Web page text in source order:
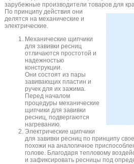
зарубежные производители товаров для
По принципу действия они
делятся на механические и
электрические.
Механические щипчики
для завивки ресниц
отличаются простотой и
надежностью
конструкции.
Они состоят из пары
завивающих пластин и
ручек для их зажима.
Перед началом
процедуры механические
щипчики для завивки
ресниц, подвергаются
нагреванию.
Электрические щипчики
для завивки ресниц по принципу
похожи на аналогичное
голове. Благодаря тепловому
и зафиксировать ресницы под